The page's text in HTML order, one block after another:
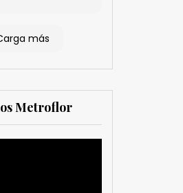
las
de los
sociales de las
Es una
más
Metroflor